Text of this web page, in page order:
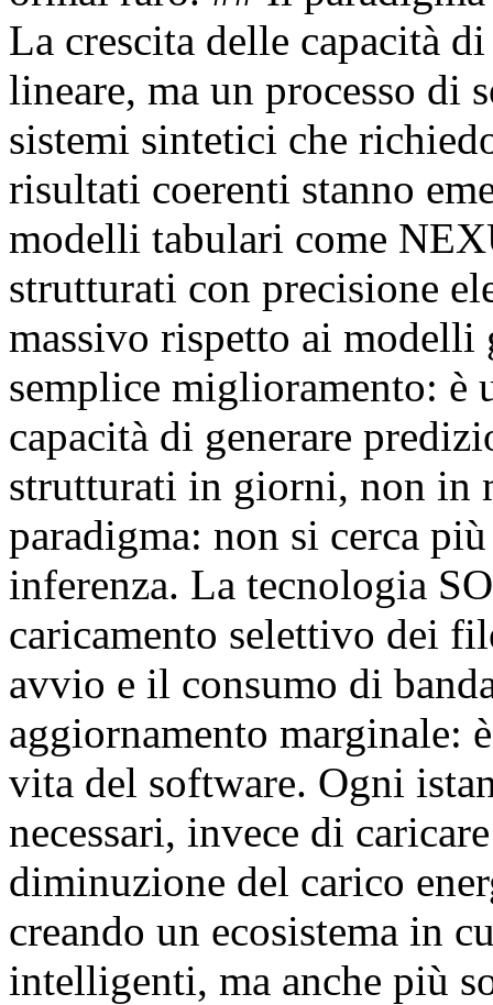
La crescita delle capacità
lineare, ma un processo di
sistemi sintetici che
risultati coerenti stanno
modelli tabulari come
strutturati con precisione
massivo rispetto ai modelli
semplice miglioramento: è
capacità di generare
strutturati in giorni, non in
paradigma: non si cerca
inferenza. La tecnologia
caricamento selettivo dei
avvio e il consumo di
aggiornamento marginale:
vita del software. Ogni
necessari, invece di
diminuzione del carico
creando un ecosistema in
intelligenti, ma anche più